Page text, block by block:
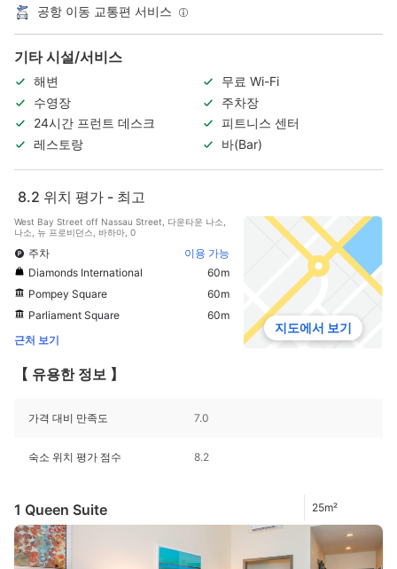
공항 이동 교통편 서비스
기타 시설/서비스
해변
무료 Wi-Fi
수영장
주차장
24시간 프런트 데스크
피트니스 센터
레스토랑
바(Bar)
8.2 위치 평가 - 최고
West Bay Street off Nassau Street, 다운타운 나소,
나소, 뉴 프로비던스, 바하마, 0
주차
이용 가능
Diamonds International
60m
Pompey Square
60m
Parliament Square
60m
근처 보기
지도에서 보기
【 유용한 정보 】
가격 대비 만족도 7.0
숙소 위치 평가 점수 8.2
1 Queen Suite 25m²